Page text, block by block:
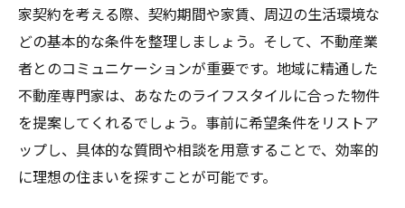
家契約を考える際、契約期間や家賃、周辺の生活環境な
どの基本的な条件を整理しましょう。そして、不動産業
者とのコミュニケーションが重要です。地域に精通した
不動産専門家は、あなたのライフスタイルに合った物件
を提案してくれるでしょう。事前に希望条件をリストア
ップし、具体的な質問や相談を用意することで、効率的
に理想の住まいを探すことが可能です。